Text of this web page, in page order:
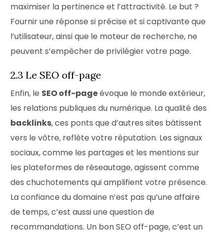
maximiser la pertinence et l’attractivité. Le but ?
Fournir une réponse si précise et si captivante que
l’utilisateur, ainsi que le moteur de recherche, ne
peuvent s’empêcher de privilégier votre page.
2.3 Le SEO off-page
Enfin, le SEO off-pageévoque le monde extérieur,
les relations publiques du numérique. La qualité des
backlinks, ces ponts que d’autres sites bâtissent
vers le vôtre, reflète votre réputation. Les signaux
sociaux, comme les partages et les mentions sur
les plateformes de réseautage, agissent comme
des chuchotements qui amplifient votre présence.
La confiance du domaine n’est pas qu’une affaire
de temps, c’est aussi une question de
recommandations. Un bon SEO off-page, c’est un